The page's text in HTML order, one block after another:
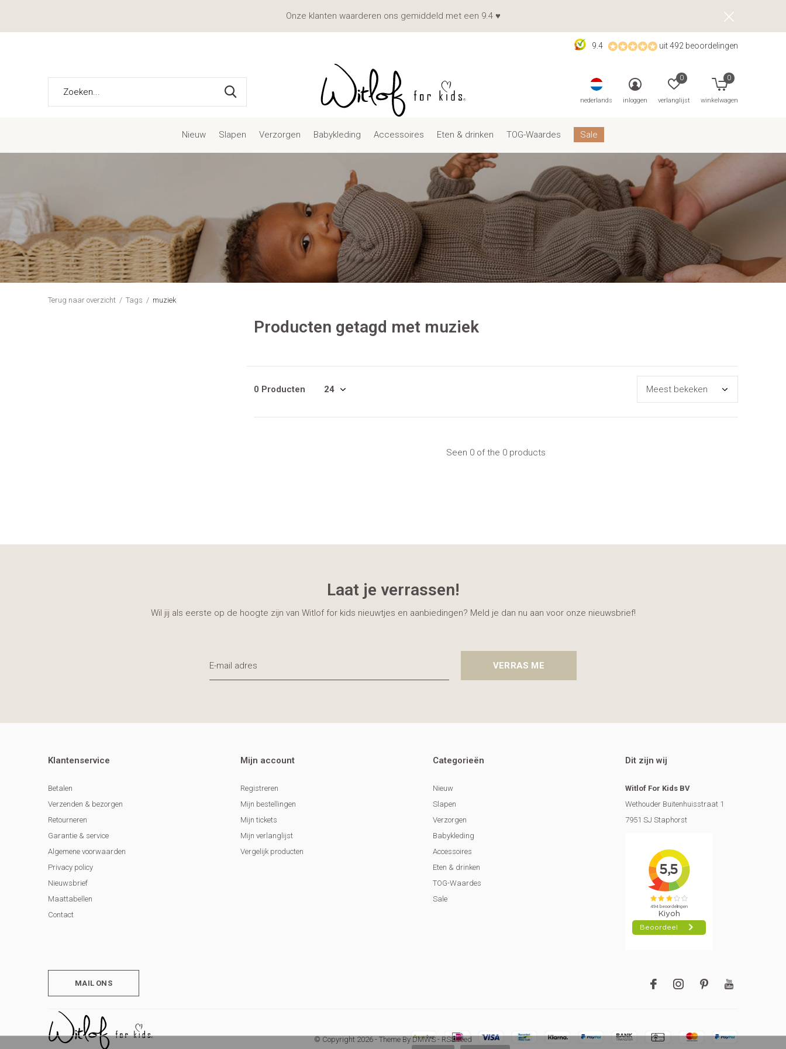
Nieuw Slapen Verzorgen Babykleding Accessoires Eten & drinken TOG-Waardes Sale
nederlands inloggen verlanglijst
0
winkelwagen
0
9.4 uit 492 beoordelingen
Onze klanten waarderen ons gemiddeld met een 9.4 ♥
Terug naar overzicht Tags muziek
Producten getagd met muziek
0 Producten
Seen 0 of the 0 products
Laat je verrassen!
Wil jij als eerste op de hoogte zijn van Witlof for kids nieuwtjes en aanbiedingen? Meld je dan nu aan voor onze nieuwsbrief!
VERRAS ME
Klantenservice
Betalen
Verzenden & bezorgen
Retourneren
Garantie & service
Algemene voorwaarden
Privacy policy
Nieuwsbrief
Maattabellen
Contact
Mijn account
Registreren
Mijn bestellingen
Mijn tickets
Mijn verlanglijst
Vergelijk producten
Categorieën
Nieuw
Slapen
Verzorgen
Babykleding
Accessoires
Eten & drinken
TOG-Waardes
Sale
Dit zijn wij
Witlof For Kids BV
Wethouder Buitenhuisstraat 1
7951 SJ Staphorst
MAIL ONS
© Copyright 2026 - Theme By DMWS - RSS-feed